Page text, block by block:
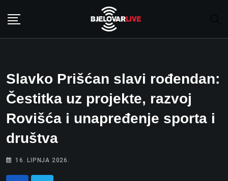
Slavko Prišćan slavi rođendan:
Čestitka uz projekte, razvoj
Rovišća i unapređenje sporta i
društva
16. LIPNJA 2026.